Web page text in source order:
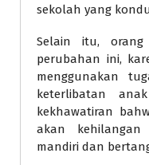
sekolah yang
Selain itu,
perubahan ini,
menggunakan
keterlibatan
kekhawatiran
akan
mandiri dan